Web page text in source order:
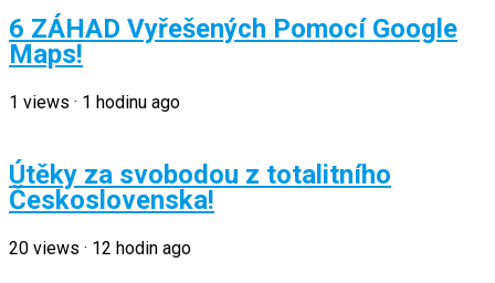
6 ZÁHAD Vyřešených Pomocí Google
Maps!
1 views · 1 hodinu ago
Útěky za svobodou z totalitního
Československa!
20 views · 12 hodin ago